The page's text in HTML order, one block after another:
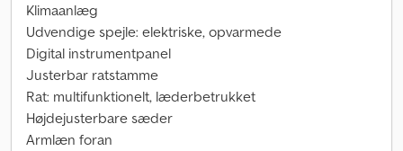
Klimaanlæg
Udvendige spejle: elektriske, opvarmede
Digital instrumentpanel
Justerbar ratstamme
Rat: multifunktionelt, læderbetrukket
Højdejusterbare sæder
Armlæn foran